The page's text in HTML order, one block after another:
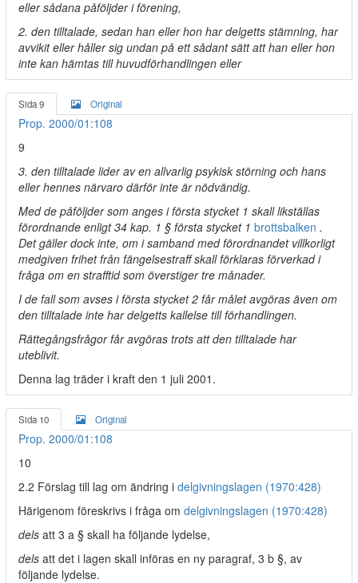
eller sådana påföljder i förening,
2. den tilltalade, sedan han eller hon har delgetts stämning, har
avvikit eller håller sig undan på ett sådant sätt att han eller hon
inte kan hämtas till huvudförhandlingen eller
Sida 9 Original
Prop. 2000/01:108
9
3. den tilltalade lider av en allvarlig psykisk störning och hans
eller hennes närvaro därför inte är nödvändig.
Med de påföljder som anges i första stycket 1 skall likställas
förordnande enligt 34 kap. 1 § första stycket 1 brottsbalken .
Det gäller dock inte, om i samband med förordnandet villkorligt
medgiven frihet från fängelsestraff skall förklaras förverkad i
fråga om en strafftid som överstiger tre månader.
I de fall som avses i första stycket 2 får målet avgöras även om
den tilltalade inte har delgetts kallelse till förhandlingen.
Rättegångsfrågor får avgöras trots att den tilltalade har
uteblivit.
Denna lag träder i kraft den 1 juli 2001.
Sida 10 Original
Prop. 2000/01:108
10
2.2 Förslag till lag om ändring i delgivningslagen (1970:428)
Härigenom föreskrivs i fråga om delgivningslagen (1970:428)
dels att 3 a § skall ha följande lydelse,
dels att det i lagen skall införas en ny paragraf, 3 b §, av
följande lydelse.